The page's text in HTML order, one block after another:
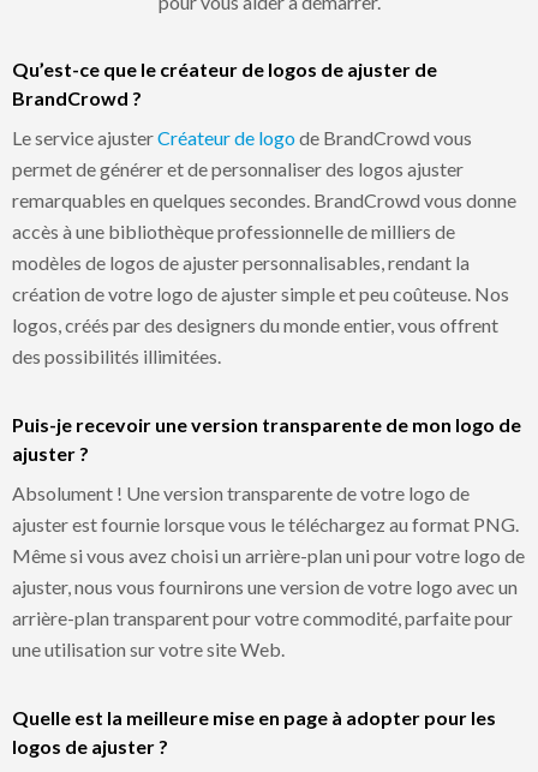
Qu’est-ce que le créateur de logos de ajuster de
BrandCrowd ?
Le service ajusterCréateur de logode BrandCrowd vous
permet de générer et de personnaliser des logos ajuster
remarquables en quelques secondes. BrandCrowd vous donne
accès à une bibliothèque professionnelle de milliers de
modèles de logos de ajuster personnalisables, rendant la
création de votre logo de ajuster simple et peu coûteuse. Nos
logos, créés par des designers du monde entier, vous offrent
des possibilités illimitées.
Puis-je recevoir une version transparente de mon logo de
ajuster ?
Absolument ! Une version transparente de votre logo de
ajuster est fournie lorsque vous le téléchargez au format PNG.
Même si vous avez choisi un arrière-plan uni pour votre logo de
ajuster, nous vous fournirons une version de votre logo avec un
arrière-plan transparent pour votre commodité, parfaite pour
une utilisation sur votre site Web.
Quelle est la meilleure mise en page à adopter pour les
logos de ajuster ?